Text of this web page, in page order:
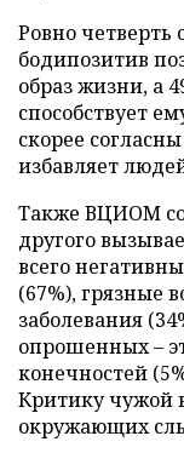
Ровно
бодипозитив
образ жизни, а
способствует
скорее
избавляет
Также ВЦИОМ
другого
всего
(67%), грязные
заболевания
опрошенных –
конечностей
Критику чужой
окружающих